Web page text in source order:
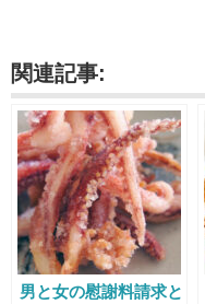
関連記事:
男と女の慰謝料請求と